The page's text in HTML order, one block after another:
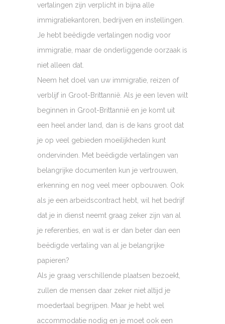
vertalingen zijn verplicht in bijna alle
immigratiekantoren, bedrijven en instellingen.
Je hebt beëdigde vertalingen nodig voor
immigratie, maar de onderliggende oorzaak is
niet alleen dat.
Neem het doel van uw immigratie, reizen of
verblijf in Groot-Brittannië. Als je een leven wilt
beginnen in Groot-Brittannië en je komt uit
een heel ander land, dan is de kans groot dat
je op veel gebieden moeilijkheden kunt
ondervinden. Met beëdigde vertalingen van
belangrijke documenten kun je vertrouwen,
erkenning en nog veel meer opbouwen. Ook
als je een arbeidscontract hebt, wil het bedrijf
dat je in dienst neemt graag zeker zijn van al
je referenties, en wat is er dan beter dan een
beëdigde vertaling van al je belangrijke
papieren?
Als je graag verschillende plaatsen bezoekt,
zullen de mensen daar zeker niet altijd je
moedertaal begrijpen. Maar je hebt wel
accommodatie nodig en je moet ook een